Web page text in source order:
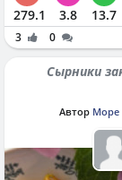
279.1 3.8 13.7
3 0
Сырники
Автор Море